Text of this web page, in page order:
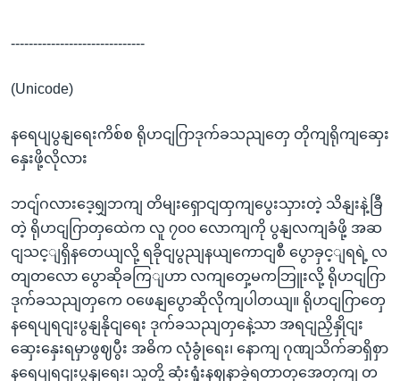
------------------------------
(Unicode)
နရေပျပွနျရေးကိစ်စ ရိုဟငျဂြာဒုက်ခသညျတှေ တိုကျရိုကျဆှေး
နှေးဖို့လိုလား
ဘငျ်ဂလားဒေ့ရျှဘကျ တိမျးရှောငျထှကျပွေးသှားတဲ့ သိနျးနဲ့ခြီ
တဲ့ ရိုဟငျဂြာတှထေဲက လူ ၇၀၀ လောကျကို ပွနျလကျခံဖို့ အဆ
ငျသင့ျရှိနတေယျလို့ ရခိုငျပွညျနယျကောငျစီ ပွောခှင့ျရရဲ့ လ
တျတလော ပွောဆိုခကြျဟာ လကျတှေ့မကဘြူးလို့ ရိုဟငျဂြာ
ဒုက်ခသညျတှကေ ဝဖေနျပွောဆိုလိုကျပါတယျ။ ရိုဟငျဂြာတှေ
နရေပျရငျးပွနျနိုငျရေး ဒုက်ခသညျတှနေဲ့သာ အရငျညှိနှိုငျး
ဆှေးနှေးရမှာဖွဈပွီး အဓိက လုံခွုံရေး၊ နောကျ ဂုဏျသိက်ခာရှိစှာ
နရေပျရငျးပွနျရေး၊ သူတို့ ဆုံးရှုံးနဈနာခဲ့ရတာတှအေတှကျ တ